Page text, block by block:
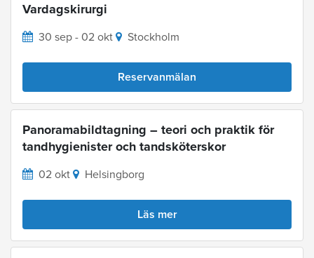
Vardagskirurgi
30 sep - 02 okt Stockholm
Reservanmälan
Panoramabildtagning – teori och praktik för
tandhygienister och tandsköterskor
02 okt Helsingborg
Läs mer